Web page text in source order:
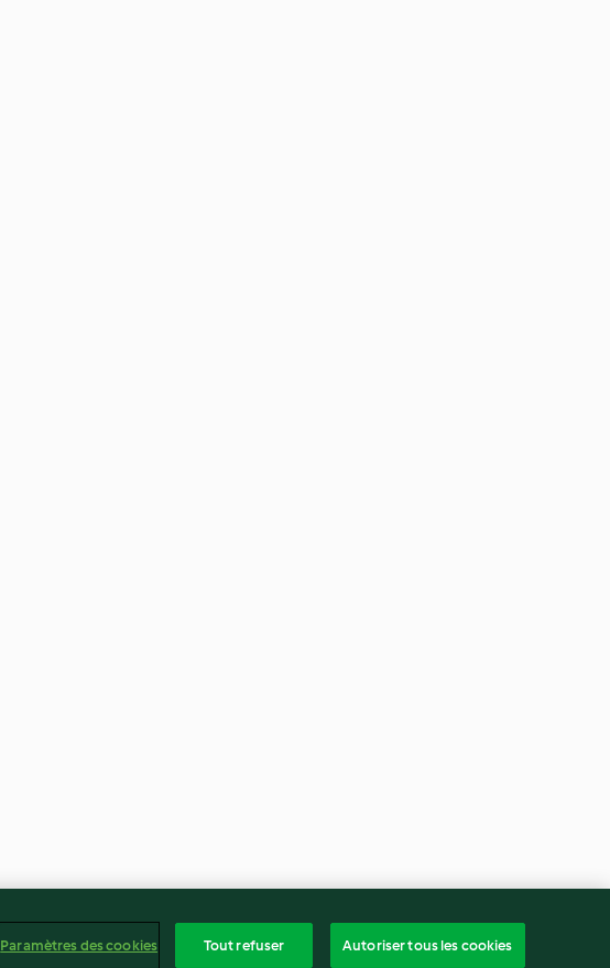
Paramètres des cookies Tout refuser Autoriser tous les cookies